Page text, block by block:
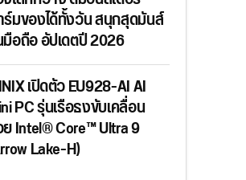
มของได้ทั้งวัน สนุกสุดมันส์
อถือ อัปเดตปี 2026
เปิดตัว EU928-AI AI
PC รุ่นเรือธงขับเคลื่อน
Intel® Core™ Ultra 9
Lake-H)